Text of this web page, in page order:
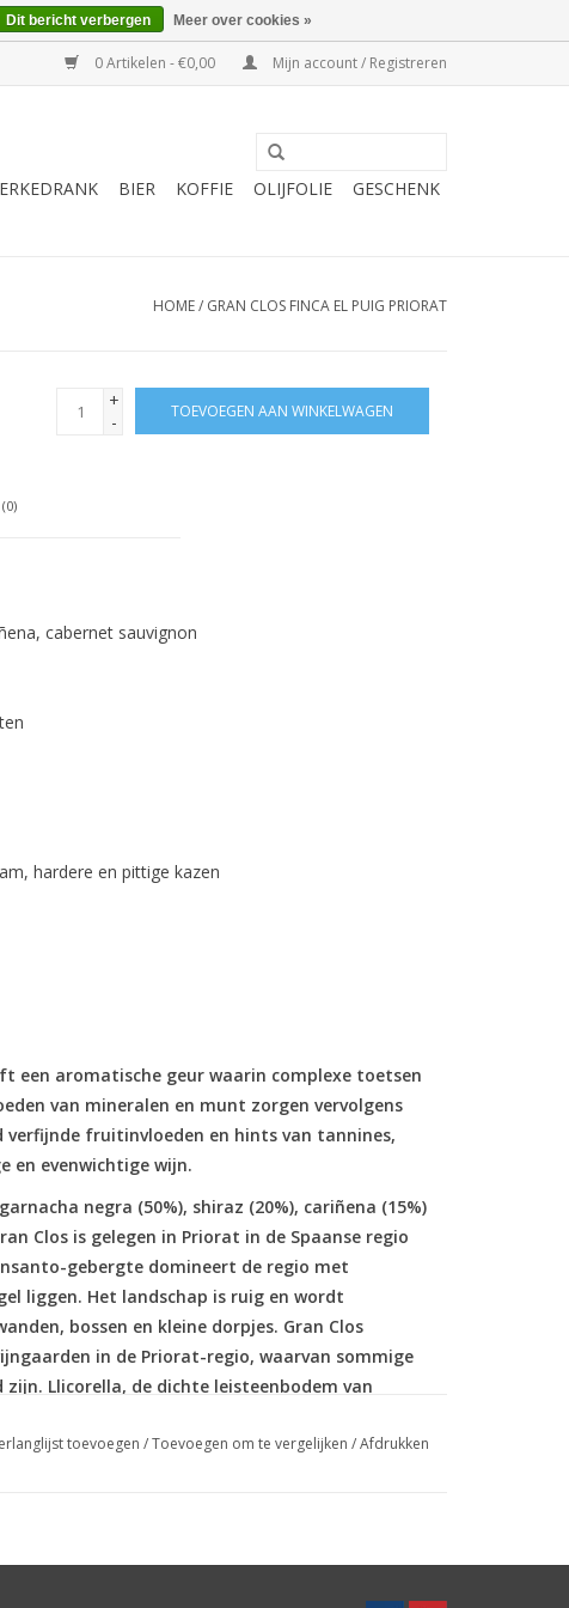
0 Artikelen - €0,00 Mijn account / Registreren
BIER KOFFIE OLIJFOLIE GESCHENK
HOME/ GRAN CLOS FINCA EL PUIG PRIORAT
+
-
TOEVOEGEN AAN WINKELWAGEN
(0)
een aromatische geur waarin complexe toetsen
van mineralen en munt zorgen vervolgens
verfijnde fruitinvloeden en hints van tannines,
en evenwichtige wijn.
negra (50%), shiraz (20%), cariñena (15%)
Clos is gelegen in Priorat in de Spaanse regio
gebergte domineert de regio met
liggen. Het landschap is ruig en wordt
bossen en kleine dorpjes. Gran Clos
in de Priorat-regio, waarvan sommige
Llicorella, de dichte leisteenbodem van
moeten de wortels van de wijnranken
cabernet sauvignon
hardere en pittige kazen
toevoegen /Toevoegen om te vergelijken /Afdrukken
Dit bericht verbergen Meer over cookies »